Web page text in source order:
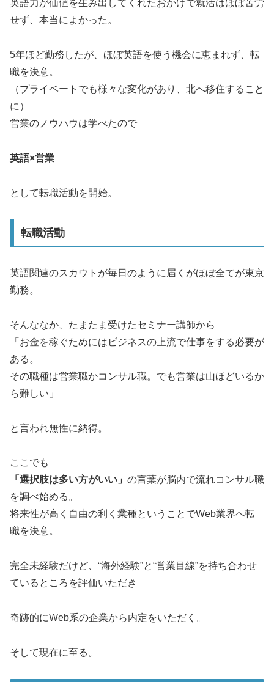
英語力が価値を生み出してくれたおかげで就活はほぼ苦労
せず、本当によかった。
5年ほど勤務したが、ほぼ英語を使う機会に恵まれず、転
職を決意。
（プライベートでも様々な変化があり、北へ移住すること
に）
営業のノウハウは学べたので
英語×営業
として転職活動を開始。
転職活動
英語関連のスカウトが毎日のように届くがほぼ全てが東京
勤務。
そんななか、たまたま受けたセミナー講師から
「お金を稼ぐためにはビジネスの上流で仕事をする必要が
ある。
その職種は営業職かコンサル職。でも営業は山ほどいるか
ら難しい」
と言われ無性に納得。
ここでも
「選択肢は多い方がいい」 の言葉が脳内で流れコンサル職
を調べ始める。
将来性が高く自由の利く業種ということでWeb業界へ転
職を決意。
完全未経験だけど、“海外経験”と“営業目線”を持ち合わせ
ているところを評価いただき
奇跡的にWeb系の企業から内定をいただく。
そして現在に至る。